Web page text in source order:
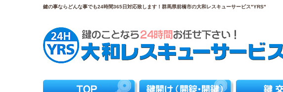
鍵の事ならどんな事でも24時間365日対応致します！群馬県前橋市の大和レスキューサービス"YRS"